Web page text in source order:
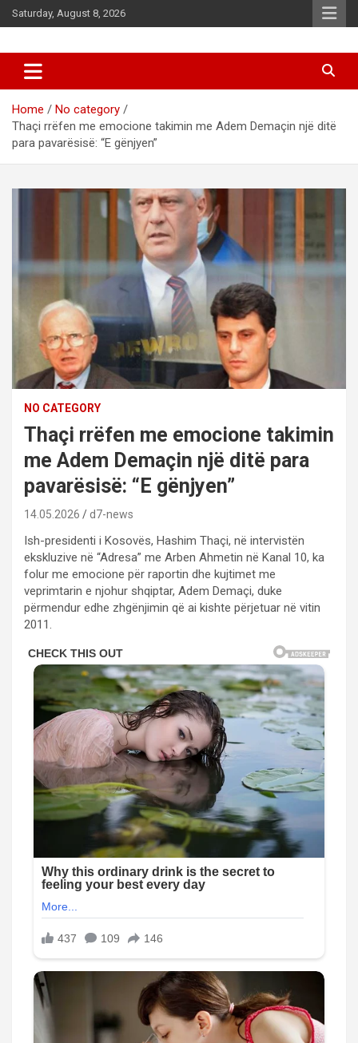
Skip
to
Saturday, August 8, 2026
d7-news.com
Home
No category
Thaçi rrëfen me emocione takimin me Adem Demaçin një ditë
para pavarësisë: “E gënjyen”
NO CATEGORY
Thaçi rrëfen me emocione takimin
me Adem Demaçin një ditë para
pavarësisë: “E gënjyen”
14.05.2026 d7-news
Ish-presidenti i Kosovës, Hashim Thaçi, në intervistën
ekskluzive në “Adresa” me Arben Ahmetin në Kanal 10, ka
folur me emocione për raportin dhe kujtimet me
veprimtarin e njohur shqiptar, Adem Demaçi, duke
përmendur edhe zhgënjimin që ai kishte përjetuar në vitin
2011.